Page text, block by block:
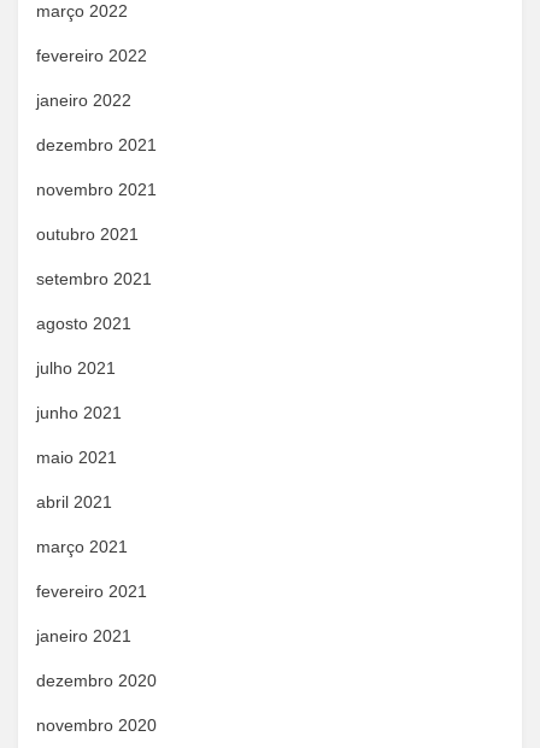
março 2022
fevereiro 2022
janeiro 2022
dezembro 2021
novembro 2021
outubro 2021
setembro 2021
agosto 2021
julho 2021
junho 2021
maio 2021
abril 2021
março 2021
fevereiro 2021
janeiro 2021
dezembro 2020
novembro 2020